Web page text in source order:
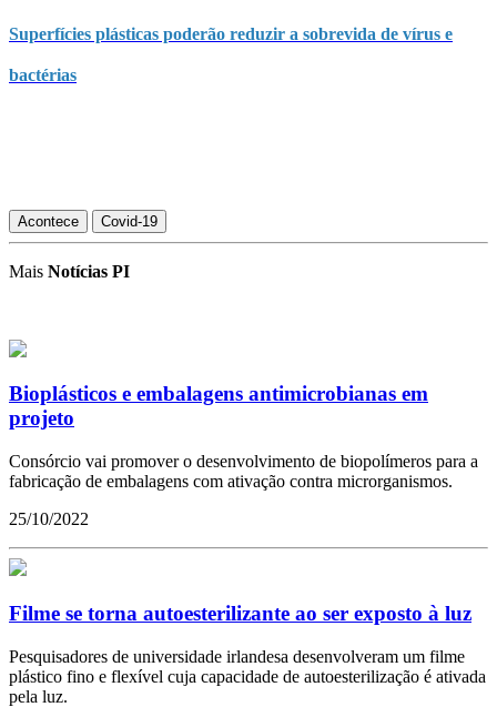
Superfícies plásticas poderão reduzir a sobrevida de vírus e
bactérias
Acontece Covid-19
Mais Notícias PI
Bioplásticos e embalagens antimicrobianas em
projeto
Consórcio vai promover o desenvolvimento de biopolímeros para a
fabricação de embalagens com ativação contra microrganismos.
25/10/2022
Filme se torna autoesterilizante ao ser exposto à luz
Pesquisadores de universidade irlandesa desenvolveram um filme
plástico fino e flexível cuja capacidade de autoesterilização é ativada
pela luz.